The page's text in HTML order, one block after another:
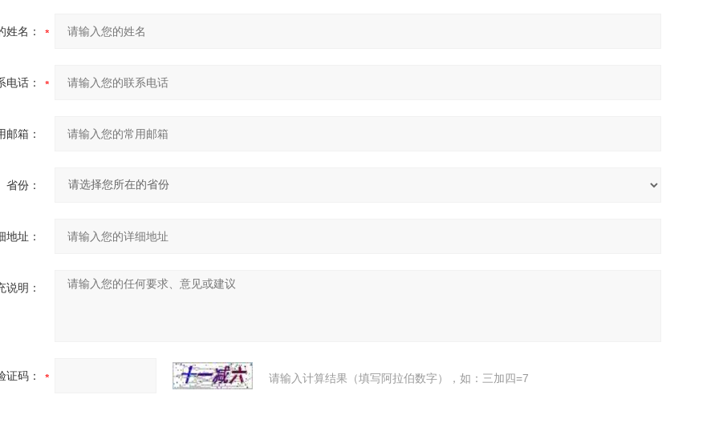
姓名：
电话：
邮箱：
省份：
地址：
说明：
证码： 请输入计算结果（填写阿拉伯数字），如：三加四=7